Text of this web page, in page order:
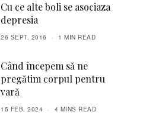
Cu ce alte boli se asociaza
depresia
26 SEPT. 2016 1 MIN READ
Când începem să ne
pregătim corpul pentru
vară
15 FEB. 2024 4 MINS READ